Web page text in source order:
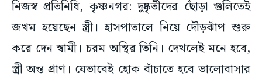
নিজস্ব প্রতিনিধি, কৃষ্ণনগর: দুষ্কৃতীদের ছোঁড়া গুলিতেই
জখম হয়েছেন স্ত্রী। হাসপাতালে নিয়ে দৌড়ঝাঁপ শুরু
করে দেন স্বামী। চরম অস্থির তিনি। দেখলেই মনে হবে,
স্ত্রী অন্ত প্রাণ। যেভাবেই হোক বাঁচাতে হবে ভালোবাসার